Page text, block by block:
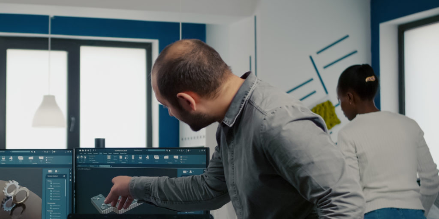
Serviços
Soluções Digitais
Dados e Analytics
Jornada de Automação Inteligente
Plataformas e Alianças Estratégicas
Experiência Digital e Agilidade
Sobre Carreiras Contato